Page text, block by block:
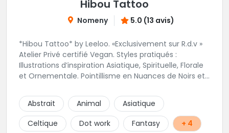
Hibou Tattoo
Nomeny 5.0 (13 avis)
*Hibou Tattoo* by Leeloo. «Exclusivement sur R.d.v »
Atelier Privé certifié Vegan. Styles pratiqués :
Illustrations d’inspiration Asiatique, Spirituelle, Florale
et Ornementale. Pointillisme en Nuances de Noirs et
de l’Atelier :
https://www.facebook.com/HibouTattoos
Abstrait Animal
Asiatique
Celtique
Dot work Fantasy + 4